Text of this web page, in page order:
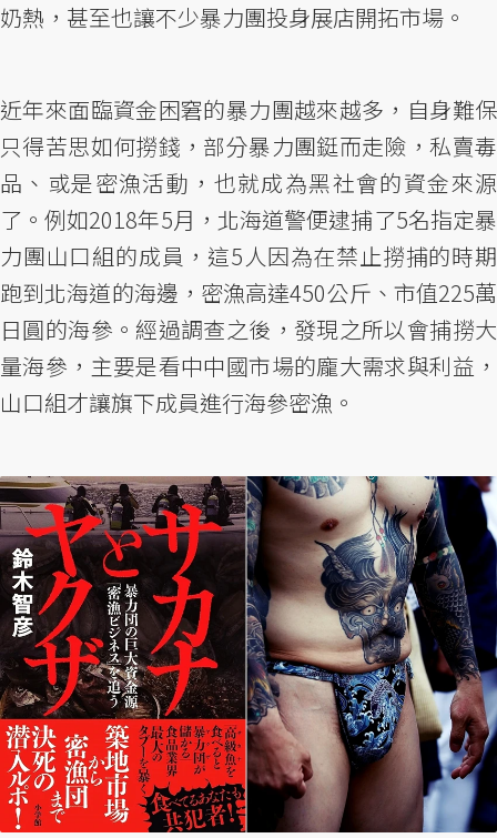
奶熱，甚至也讓不少暴力團投身展店開拓市場。
近年來面臨資金困窘的暴力團越來越多，自身難保
只得苦思如何撈錢，部分暴力團鋌而走險，私賣毒
品、或是密漁活動，也就成為黑社會的資金來源
了。例如2018年5月，北海道警便逮捕了5名指定暴
力團山口組的成員，這5人因為在禁止撈捕的時期
跑到北海道的海邊，密漁高達450公斤、市值225萬
日圓的海參。經過調查之後，發現之所以會捕撈大
量海參，主要是看中中國市場的龐大需求與利益，
山口組才讓旗下成員進行海參密漁。